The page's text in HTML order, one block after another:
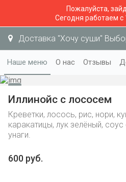
Пожалуйста,
Сегодня работаем с
Доставка "Хочу суши"
Наше меню О нас Отзывы
Иллинойс с лососем
Креветки, лосось, рис, нори,
каракатицы, лук зелёный, соус
унаги.
600 руб.